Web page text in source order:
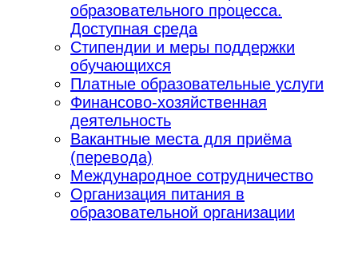
образовательного процесса.
Доступная среда
Стипендии и меры поддержки
обучающихся
Платные образовательные услуги
Финансово-хозяйственная
деятельность
Вакантные места для приёма
(перевода)
Международное сотрудничество
Организация питания в
образовательной организации